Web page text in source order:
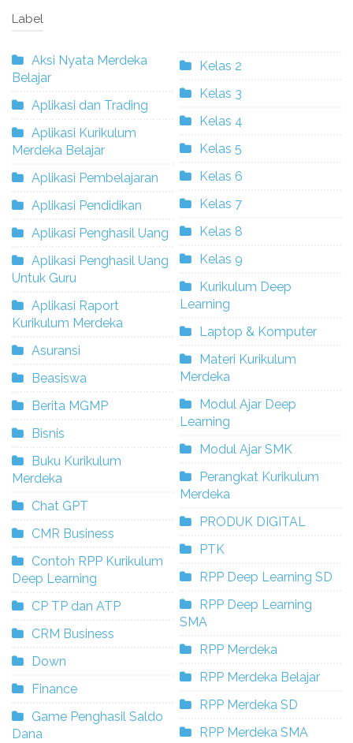
Label
Aksi Nyata Merdeka
Belajar
Aplikasi dan Trading
Aplikasi Kurikulum
Merdeka Belajar
Aplikasi Pembelajaran
Aplikasi Pendidikan
Aplikasi Penghasil Uang
Aplikasi Penghasil Uang
Untuk Guru
Aplikasi Raport
Kurikulum Merdeka
Asuransi
Beasiswa
Berita MGMP
Bisnis
Buku Kurikulum
Merdeka
Chat GPT
CMR Business
Contoh RPP Kurikulum
Deep Learning
CP TP dan ATP
CRM Business
Down
Finance
Game Penghasil Saldo
Dana
Kelas 2
Kelas 3
Kelas 4
Kelas 5
Kelas 6
Kelas 7
Kelas 8
Kelas 9
Kurikulum Deep
Learning
Laptop & Komputer
Materi Kurikulum
Merdeka
Modul Ajar Deep
Learning
Modul Ajar SMK
Perangkat Kurikulum
Merdeka
PRODUK DIGITAL
PTK
RPP Deep Learning SD
RPP Deep Learning
SMA
RPP Merdeka
RPP Merdeka Belajar
RPP Merdeka SD
RPP Merdeka SMA